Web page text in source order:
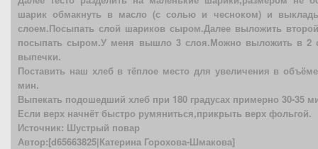
шарик обмакнуть в масло (с солью и чесноком) и
слоем.Посыпать слой шариков сыром.Далее выложить
посыпать сыром.У меня вышло 3 слоя.Можно выложить в 2
выпечки.
Поставить наш хлеб в тёплое место для увеличения в
мин.
Выпекать подошедший хлеб при 180 градусах примерно 30-35
Если верх начнёт быстро румяниться,прикрыть верх фольгой.
Источник: Шустрый повар
Автор:[d65663825|Катерина Горохова-Шмакова]